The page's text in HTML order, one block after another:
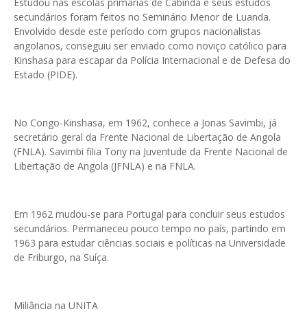
secundários foram feitos no Seminário Menor de Luanda.
Envolvido desde este período com grupos nacionalistas
angolanos, conseguiu ser enviado como noviço católico para
Kinshasa para escapar da Polícia Internacional e de Defesa do
Estado (PIDE).
No Congo-Kinshasa, em 1962, conhece a Jonas Savimbi, já
secretário geral da Frente Nacional de Libertação de Angola
(FNLA). Savimbi filia Tony na Juventude da Frente Nacional de
Libertação de Angola (JFNLA) e na FNLA.
Em 1962 mudou-se para Portugal para concluir seus estudos
secundários. Permaneceu pouco tempo no país, partindo em
1963 para estudar ciências sociais e políticas na Universidade
de Friburgo, na Suíça.
Miliância na UNITA